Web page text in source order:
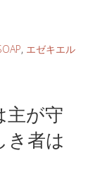
, エゼキエル
主が守
き者は